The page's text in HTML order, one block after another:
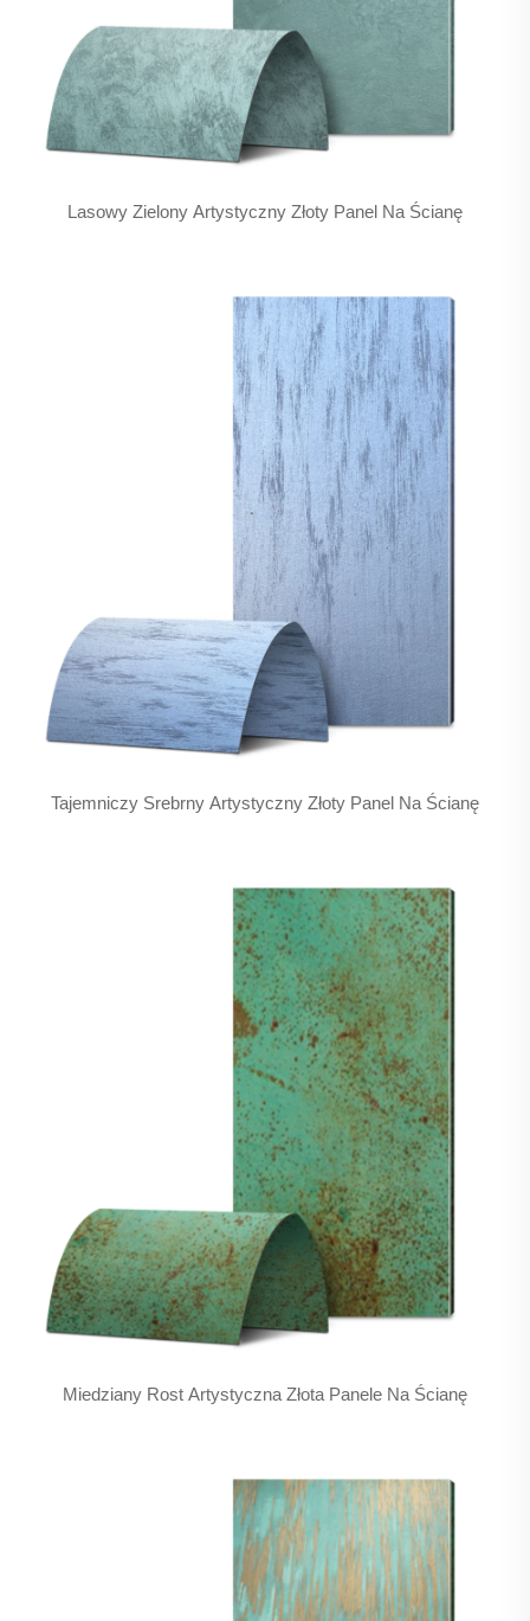
Lasowy Zielony Artystyczny Złoty Panel Na Ścianę
Tajemniczy Srebrny Artystyczny Złoty Panel Na Ścianę
Miedziany Rost Artystyczna Złota Panele Na Ścianę